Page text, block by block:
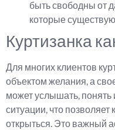
быть свободны от
которые
Куртизанка
Для многих клиентов
объектом желания, а
может услышать, понять
ситуации, что позволяет
открыться. Это важный